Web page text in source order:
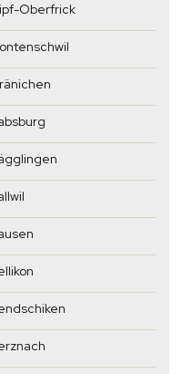
Oberfrick